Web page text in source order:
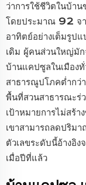
ว่าการใช้ชีวิตในบ้าน
โดยประมาณ 92 จา
อาทิตย์อย่างเต็มรูป
เดิม ผู้คนส่วนใหญ่มั
บ้านแคปซูลในเมือง
สาธารณูปโภคต่ำก
พื้นที่สวนสาธารณะร่
เป้าหมายการไม่สร้
เขาสามารถลดปริม
ตัวเลขระดับนี้อ้างอิง
เมื่อปีที่แล้ว